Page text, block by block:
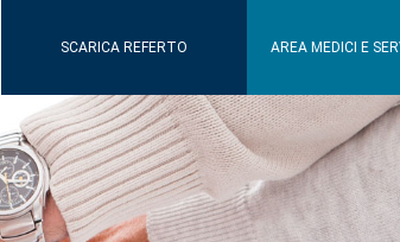
SCARICA REFERTO AREA MEDICI E